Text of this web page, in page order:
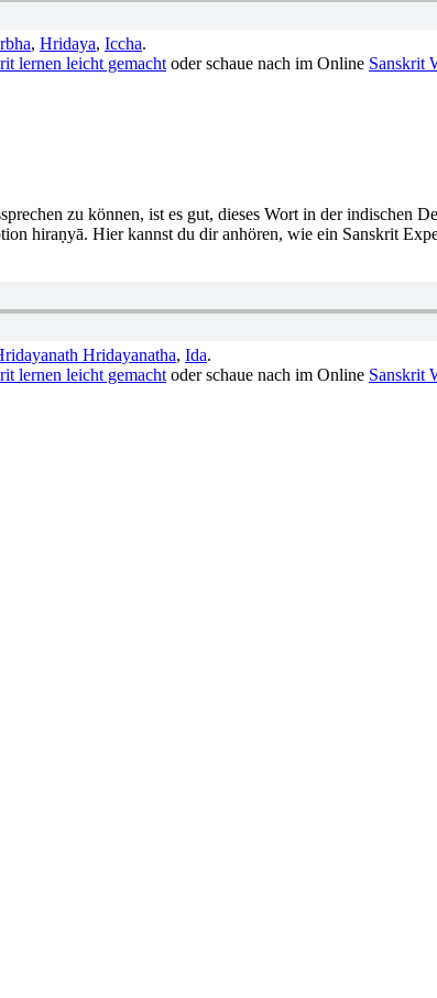
, Hridaya, Iccha.
lernen leicht gemacht oder schaue nach im Online Sanskrit
zu können, ist es gut, dieses Wort in der indischen
hiraṇyā. Hier kannst du dir anhören, wie ein Sanskrit
Hridayanatha, Ida.
lernen leicht gemacht oder schaue nach im Online Sanskrit